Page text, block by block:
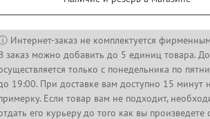
Интернет-заказ не комплектуется
заказ можно добавить до 5 единиц товара.
только с понедельника по
19:00. При доставке вам доступно 15 минут
Если товар вам не подходит,
его курьеру до того как вы произведете